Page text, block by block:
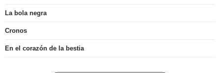
La bola negra
Cronos
En el corazón de la bestia